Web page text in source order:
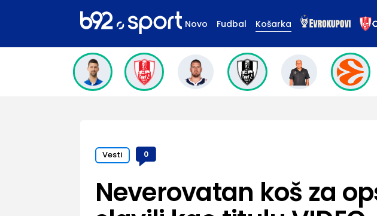
Novo Fudbal Košarka
Vesti 0
Neverovatan koš za